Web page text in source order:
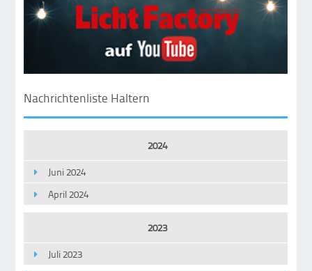
Nachrichtenliste Haltern
2024
Juni 2024
April 2024
2023
Juli 2023